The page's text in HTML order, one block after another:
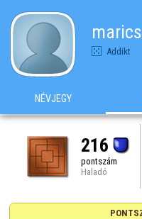
Addikt
NÉVJEGY
216
pontszám
Haladó